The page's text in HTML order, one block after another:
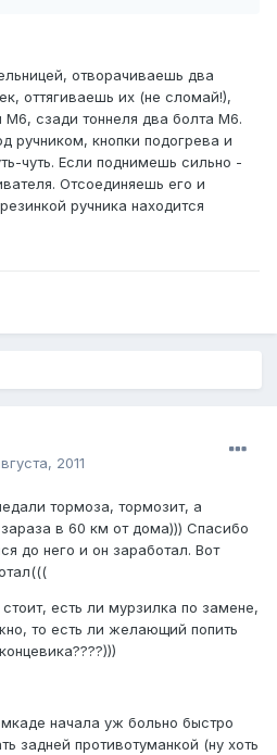
отворачиваешь два
оттягиваешь их (не сломай!),
М6, сзади тоннеля два болта М6.
ручником, кнопки подогрева и
чуть. Если поднимешь сильно -
Отсоединяешь его и
ручника находится
2011
тормоза, тормозит, а
в 60 км от дома))) Спасибо
до него и он заработал. Вот
есть ли мурзилка по замене,
то есть ли желающий попить
начала уж больно быстро
задней противотуманкой (ну хоть